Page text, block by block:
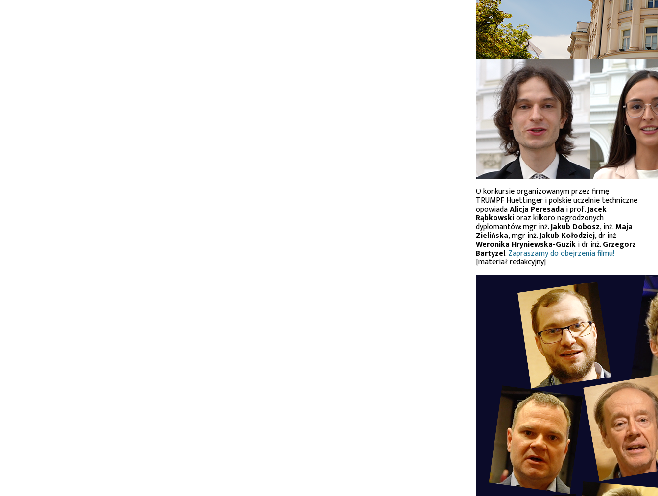
O konkursie organizowanym przez firmę
TRUMPF Huettinger i polskie uczelnie techniczne
opowiadaAlicja Peresada i prof.Jacek
Rąbkowskioraz kilkoro nagrodzonych
dyplomantów: mgr inż.Jakub Dobosz, inż.Maja
Zielińska, mgr inż.Jakub Kołodziej, dr inż
Weronika Hryniewska-Guziki dr inż.Grzegorz
Bartyzel.Zapraszamy do obejrzenia filmu!
[materiał redakcyjny]